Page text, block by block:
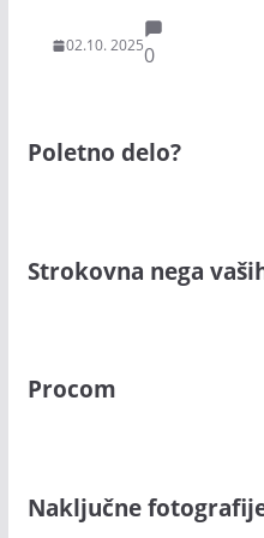
02.10. 20250
Poletno delo?
Strokovna nega
Procom
Naključne